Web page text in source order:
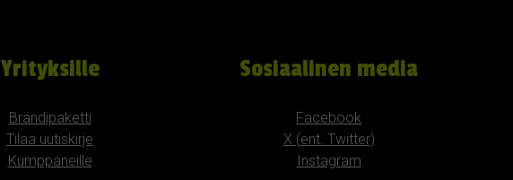
Yrityksille
Brändipaketti
Tilaa uutiskirje
Kumppaneille
Sosiaalinen media
Facebook
X (ent. Twitter)
Instagram